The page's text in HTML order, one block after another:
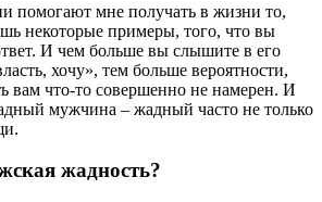
помогают мне получать в жизни то,
некоторые примеры, того, что вы
И чем больше вы слышите в его
хочу», тем больше вероятности,
вам что-то совершенно не намерен. И
мужчина – жадный часто не только
жадность?